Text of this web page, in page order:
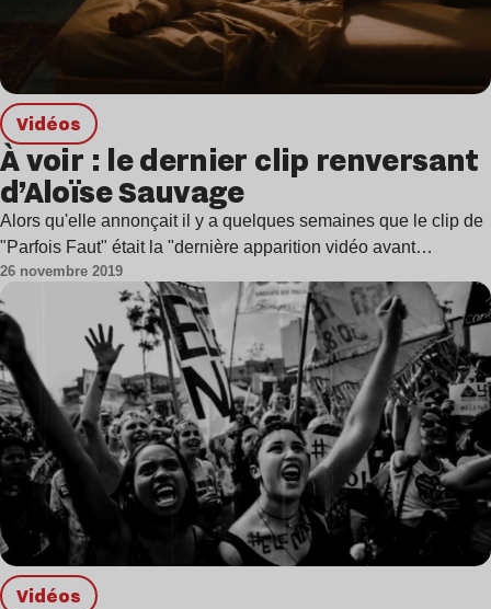
Vidéos
À voir : le dernier clip renversant
d’Aloïse Sauvage
Alors qu'elle annonçait il y a quelques semaines que le clip de
"Parfois Faut" était la "dernière apparition vidéo avant…
26 novembre 2019
Vidéos